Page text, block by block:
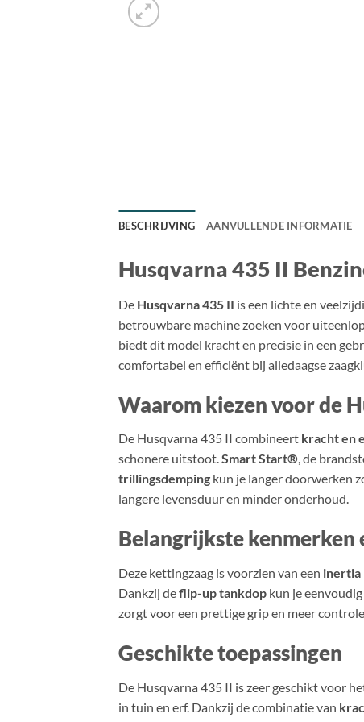
BESCHRIJVING AANVULLENDE INFORMATIE
Husqvarna 435 II
De Husqvarna 435 II is een lichte en
betrouwbare machine zoeken voor
biedt dit model kracht en precisie in een
comfortabel en efficiënt bij alledaagse
Waarom kiezen voor de
De Husqvarna 435 II combineert kracht en
schonere uitstoot.Smart Start®, de
trillingsdemping kun je langer doorwerken
langere levensduur en minder onderhoud.
Belangrijkste kenmerken
Deze kettingzaag is voorzien van een inertia
Dankzij deflip-up tankdop kun je
zorgt voor een prettige grip en meer
Geschikte toepassingen
De Husqvarna 435 II is zeer geschikt voor
in tuin en erf. Dankzij de combinatie van